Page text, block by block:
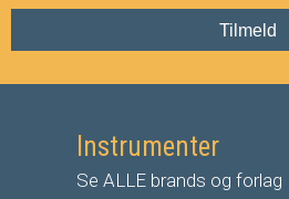
Tilmeld
Instrumenter
Se ALLE brands og forlag